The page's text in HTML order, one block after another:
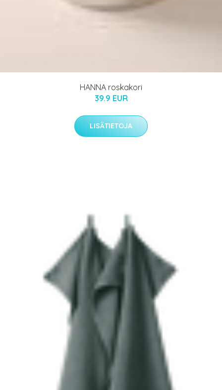
HANNA roskakori
39.9 EUR
LISÄTIETOJA